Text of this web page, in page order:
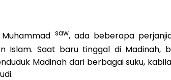
saw, ada beberapa
Islam. Saat baru tinggal di Madinah,
Madinah dari berbagai suku,